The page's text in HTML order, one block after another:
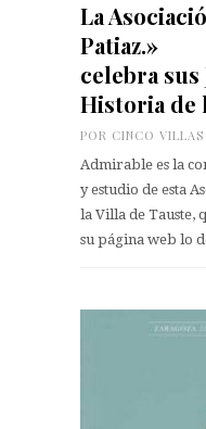
La
Patiaz.»
celebra sus
Historia de
POR CINCO
Admirable es la
y estudio de esta
la Villa de Tauste,
su página web lo